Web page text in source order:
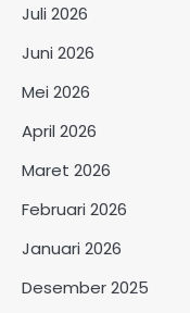
Juli 2026
Juni 2026
Mei 2026
April 2026
Maret 2026
Februari 2026
Januari 2026
Desember 2025